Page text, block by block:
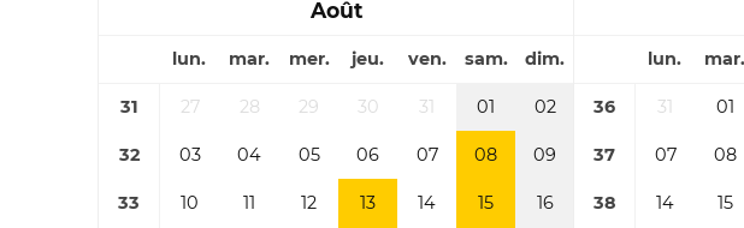
Août
lun. mar. mer. jeu. ven. sam. dim.
31 27 28 29 30 31 01 02
32 03 04 05 06 07 08 09
33 10 11 12 13 14 15 16
lun. mar.
36 31 01
37 07 08
38 14 15